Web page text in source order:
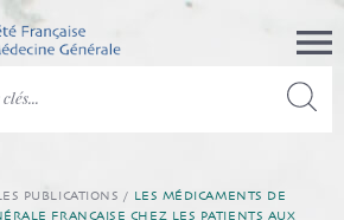
PUBLICATIONS / LES MÉDICAMENTS DE